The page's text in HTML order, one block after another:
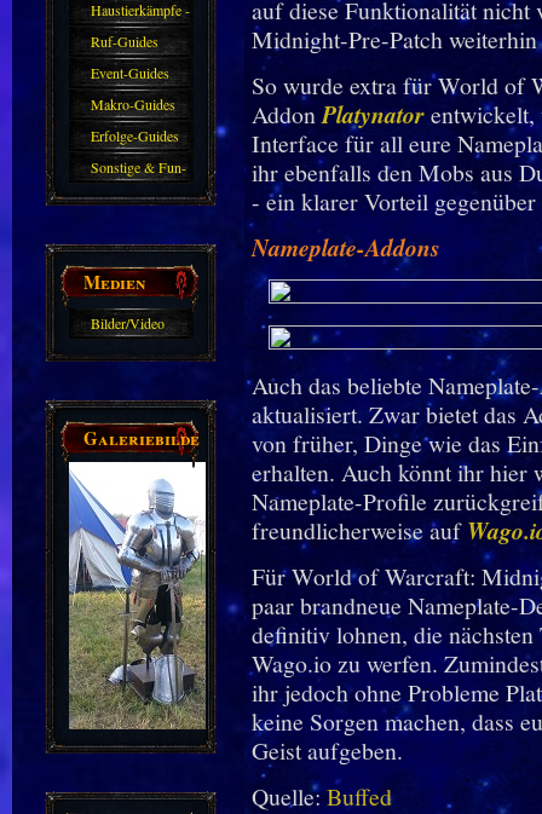
Farmkarten und
Haustiere
Haustierkämpfe -
Guide
Ruf-Guides
Event-Guides
Makro-Guides
Erfolge-Guides
Sonstige & Fun-
Guides
Medien
Bilder/Video
Galeriebilder
auf diese Funktionalität nicht
Midnight-Pre-Patch
So wurde extra für World of
AddonPlatynatorentwickelt,
Interface für all eure
ihr ebenfalls den Mobs aus
- ein klarer Vorteil
Nameplate-Addons
Auch das beliebte
aktualisiert. Zwar bietet das
von früher, Dinge wie das
erhalten. Auch könnt ihr hier
Nameplate-Profile
freundlicherweise auf
Für World of Warcraft:
paar brandneue Nameplate-
definitiv lohnen, die
Wago.io zu werfen.
ihr jedoch ohne Probleme
keine Sorgen machen, dass
Geist aufgeben.
Quelle:Buffed